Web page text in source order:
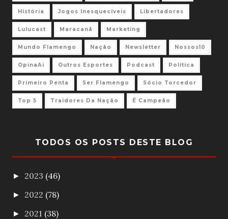
História Jogos Inesquecíveis Libertadores
Lulucast Maracanã Marketing
Mundo Flamengo Nação Newsletter Nossos10
OpinaAi Outros Esportes Podcast Política
Primeiro Penta Ser Flamengo Sócio Torcedor
Top 5 Traidores Da Nação É Campeão
TODOS OS POSTS DESTE BLOG
► 2023 (46)
► 2022 (78)
► 2021 (38)